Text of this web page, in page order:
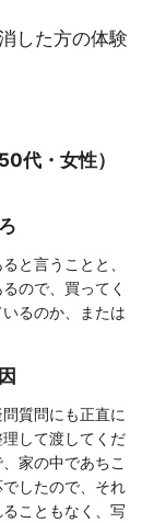
した方の体験
代・女性）
と言うことと、
ので、買ってく
るのか、または
質問にも正直に
して渡してくだ
家の中であちこ
したので、それ
こともなく、写